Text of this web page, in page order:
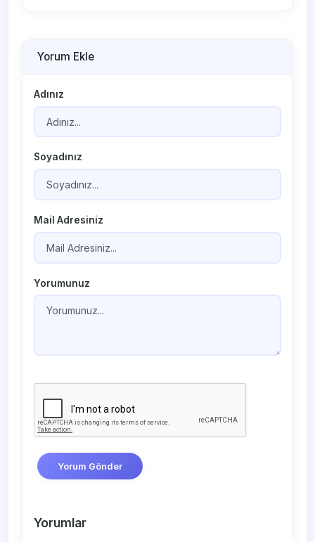
Yorum Ekle
Adınız
Soyadınız
Mail Adresiniz
Yorumunuz
Yorum Gönder
Yorumlar